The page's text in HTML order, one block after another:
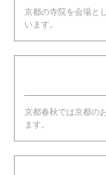
京都の寺院を会場と
います。
京都春秋では京都の
ます。